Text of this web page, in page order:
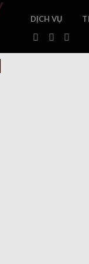
DỊCH VỤ